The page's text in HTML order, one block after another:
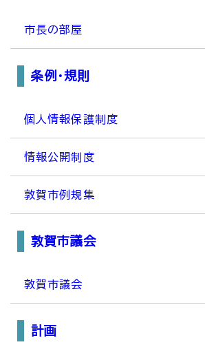
市長の部屋
条例・規則
個人情報保護制度
情報公開制度
敦賀市例規集
敦賀市議会
敦賀市議会
計画